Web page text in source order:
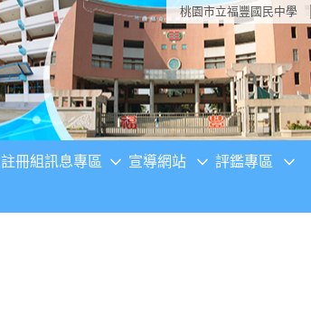
桃園市立福豐國民中學
註冊組訊息專區 宣導網站 評鑑專區